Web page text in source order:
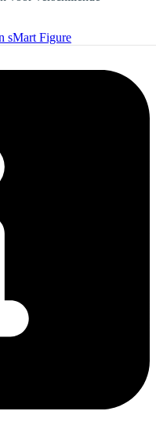
sMart Figure